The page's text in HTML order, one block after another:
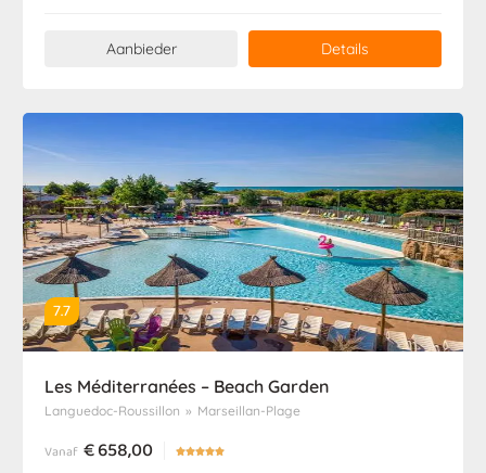
Aanbieder Details
7.7
Les Méditerranées – Beach Garden
Languedoc-Roussillon » Marseillan-Plage
Vanaf €658,00 